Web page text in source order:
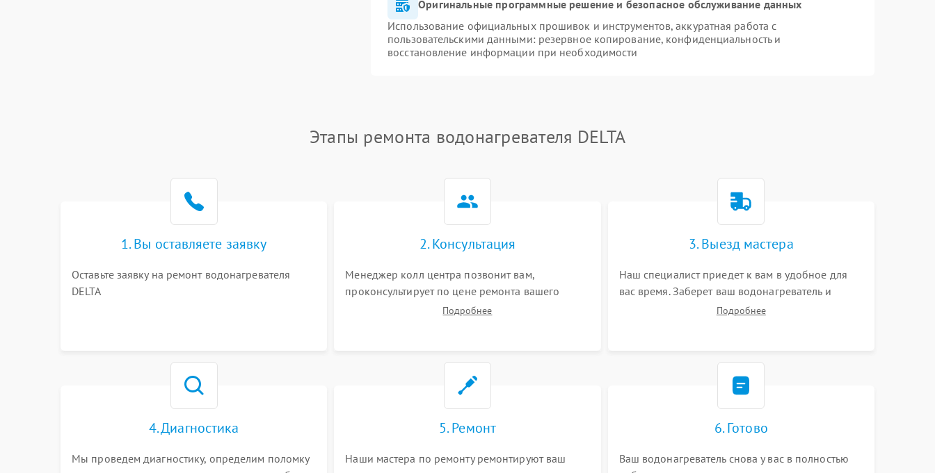
Оригинальные программные решение и безопасное обслуживание данных
Использование официальных прошивок и инструментов, аккуратная работа с
пользовательскими данными: резервное копирование, конфиденциальность и
восстановление информации при необходимости
Этапы ремонта водонагревателя DELTA
1. Вы оставляете заявку
Оставьте заявку на ремонт водонагревателя
DELTA
2. Консультация
Менеджер колл центра позвонит вам,
проконсультирует по цене ремонта вашего
водонагревателя а также ответит на все ваши
Подробнее
3. Выезд мастера
Наш специалист приедет к вам в удобное для
вас время. Заберет ваш водонагреватель и
привезет на склад для диагностики.
Подробнее
4. Диагностика
Мы проведем диагностику, определим поломку
5. Ремонт
Наши мастера по ремонту ремонтируют ваш
6. Готово
Ваш водонагреватель снова у вас в полностью